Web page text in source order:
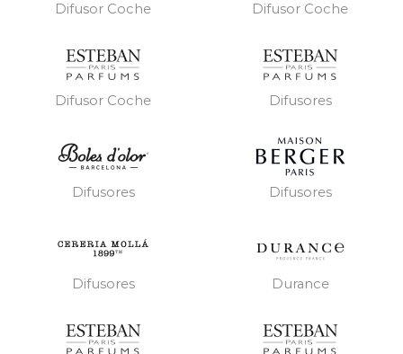
Difusor Coche Difusor Coche
Difusor Coche Difusores
Difusores Difusores
Difusores Durance